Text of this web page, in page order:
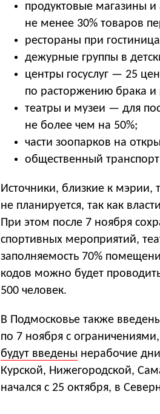
продуктовые магазины
не менее 30% товаров
рестораны при
дежурные группы в
центры госуслуг — 25
по расторжению брака и
театры и музеи — для
не более чем на 50%;
части зоопарков на
общественный
Источники, близкие к мэрии,
не планируется, так как
При этом после 7 ноября
спортивных мероприятий,
заполняемость 70%
кодов можно будет
500 человек.
В Подмосковье также
по 7 ноября с
будут введены нерабочие
Курской, Нижегородской,
начался с 25 октября, в